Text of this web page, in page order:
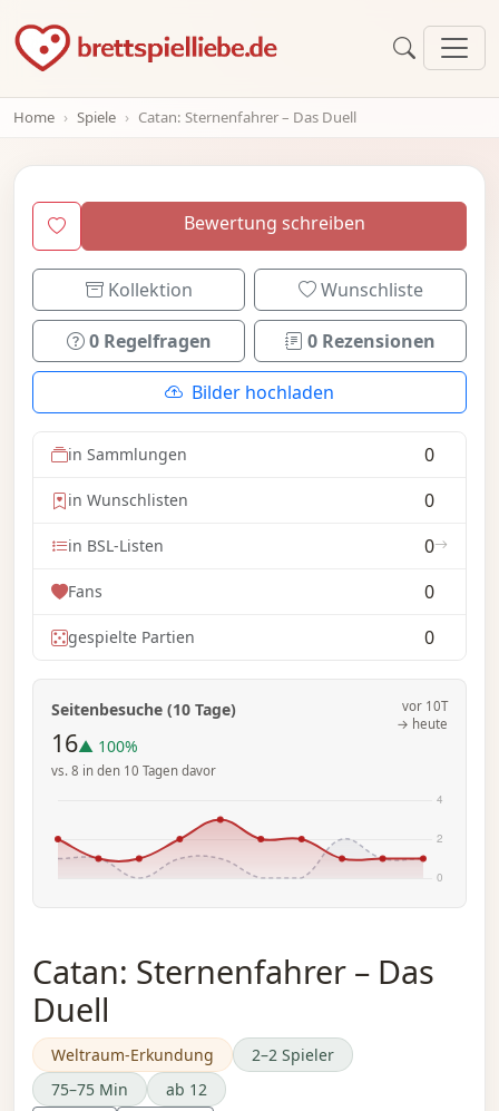
Home Spiele Catan: Sternenfahrer – Das Duell
Bewertung schreiben
Kollektion Wunschliste
0 Regelfragen 0 Rezensionen
Bilder hochladen
in Sammlungen 0
in Wunschlisten 0
in BSL-Listen 0
Fans 0
gespielte Partien 0
Seitenbesuche (10 Tage)
16▲ 100%
vs. 8 in den 10 Tagen davor
vor 10T
→ heute
Catan: Sternenfahrer – Das
Duell
Weltraum-Erkundung
2–2 Spieler
75–75 Min
ab 12